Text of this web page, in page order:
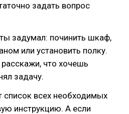
задать вопрос
задумал: починить шкаф,
или установить полку.
что хочешь
задачу.
список всех необходимых
инструкцию. А если